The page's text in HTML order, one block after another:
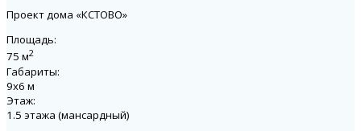
Проект дома «КСТОВО»
Площадь:
75 м2
Габариты:
9х6 м
Этаж:
1.5 этажа (мансардный)